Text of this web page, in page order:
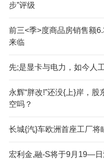
步”评级
前三<季>度商品房销售额
来临
先;是显卡与电力，如今人
永辉“胖改!”还没{上}岸，
空吗？
长城{汽}车欧洲首座工厂将
宏利金,融-S将于9月19—